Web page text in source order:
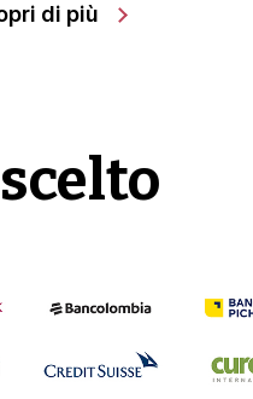
di più